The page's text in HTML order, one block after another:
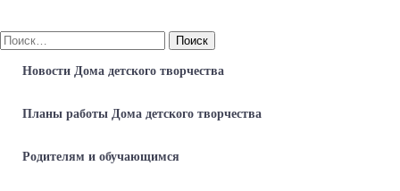
Найти:
Новости Дома детского творчества
Планы работы Дома детского творчества
Родителям и обучающимся